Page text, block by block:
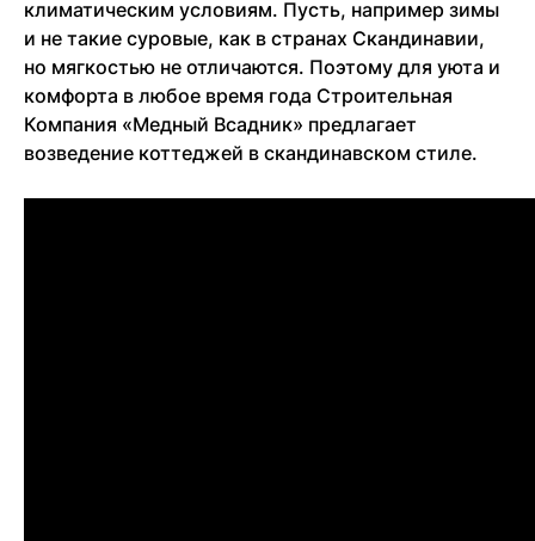
климатическим условиям. Пусть, например зимы
и не такие суровые, как в странах Скандинавии,
но мягкостью не отличаются. Поэтому для уюта и
комфорта в любое время года Строительная
Компания «Медный Всадник» предлагает
возведение коттеджей в скандинавском стиле.